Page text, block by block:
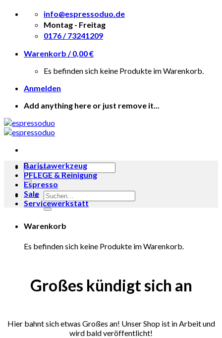
Skip
info@espressoduo.de
Montag - Freitag
0176 / 73241209
Warenkorb /0,00€
Es befinden sich keine Produkte im Warenkorb.
Anmelden
Add anything here or just remove it...
Suche
nach:
Suche
nach:
Warenkorb
Es befinden sich keine Produkte im Warenkorb.
Baristawerkzeug
PFLEGE & Reinigung
Espresso
Sale
Servicewerkstatt
Inhalt
Großes kündigt sich an
Hier bahnt sich etwas Großes an! Unser Shop ist in Arbeit und
wird bald veröffentlicht!